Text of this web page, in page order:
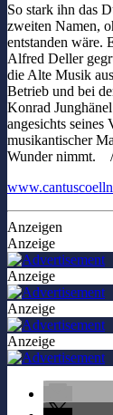
So stark ihn das
zweiten Namen,
entstanden wäre.
Alfred Deller
die Alte Musik
Betrieb und bei
Konrad
angesichts seines
musikantischer
Wunder nimmt.
Anzeigen
Anzeige
Anzeige
Anzeige
Anzeige